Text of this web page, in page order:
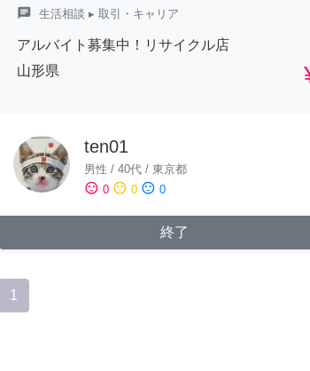
chat 生活相談 ▸ 取引・キャリア
アルバイト募集中！リサイクル店
山形県
ten01
男性 / 40代 / 東京都
sentiment_satisfied 0 sentiment_neutral 0 sentiment_dissatisfied 0
終了
1